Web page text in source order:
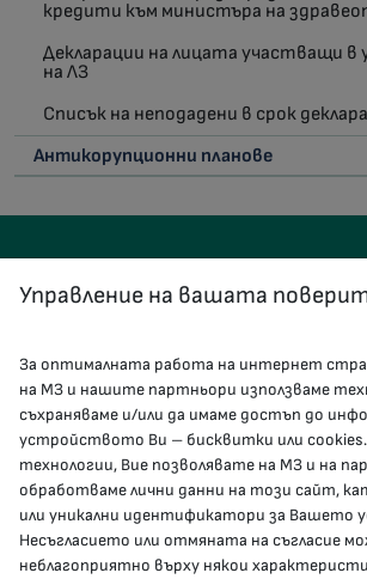
кредити към министъра на
Декларации на лицата участващи в
на ЛЗ
Списък на неподадени в срок
Антикорупционни планове
КОНТАКТИ
гр.София, 1000, пл. „Света
delovodstvo@mh.government.bg
presscenter@mh.government.bg
Управление на вашата
За оптималната работа на интернет
на МЗ и нашите партньори използваме
съхраняваме и/или да имаме достъп до
устройството Ви – бисквитки или
технологии, Вие позволявате на МЗ и на
обработваме лични данни на този сайт,
или уникални идентификатори за Вашето
Несъгласието или отмяната на съгласие
неблагоприятно върху някои